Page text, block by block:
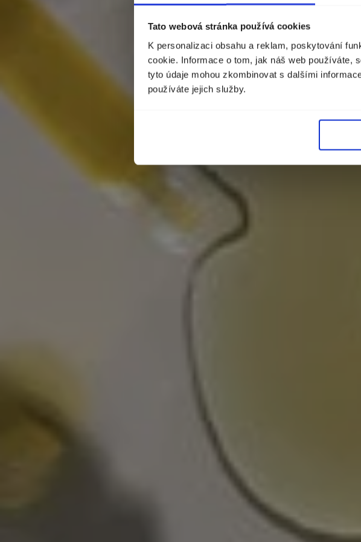
Tato webová stránka používá cookies
K personalizaci obsahu a reklam, poskytování
cookie. Informace o tom, jak náš web používáte,
tyto údaje mohou zkombinovat s dalšími
používáte jejich služby.
Měna